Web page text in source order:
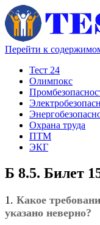
Перейти к
Тест 24
Олимпокс
Охрана труда
ПТМ
ЭКГ
Б 8.5. Билет
1. Какое
указано неверно?